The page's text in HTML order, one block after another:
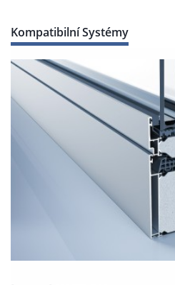
Kompatibilní Systémy